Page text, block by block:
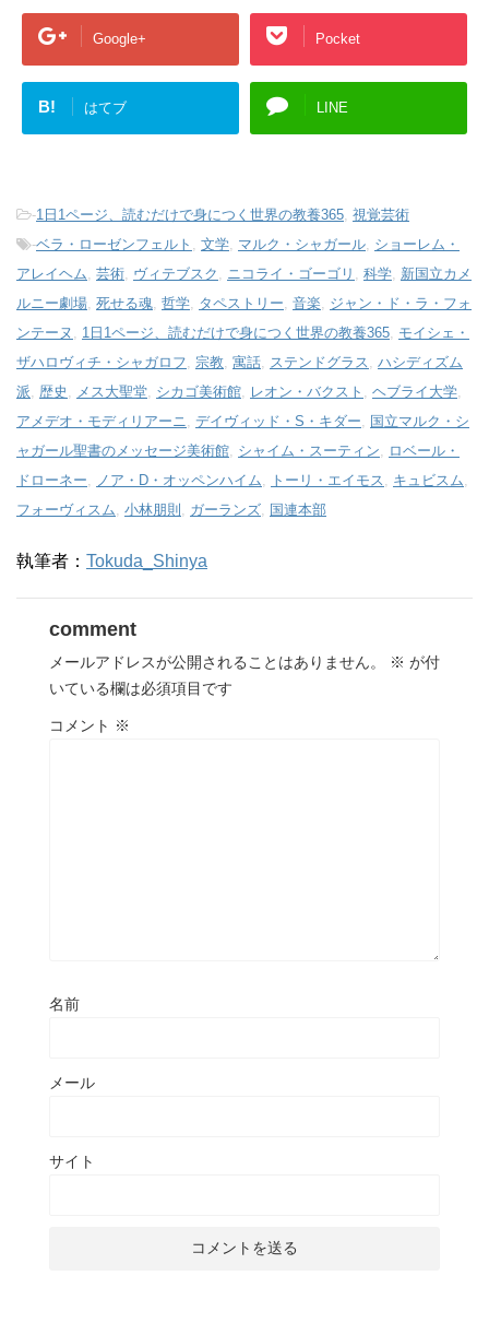
Google+ Pocket
B! はてブ LINE
-1日1ページ、読むだけで身につく世界の教養365 視覚芸術
-ベラ・ローゼンフェルト 文学 マルク・シャガール ショーレム・
アレイヘム 芸術 ヴィテブスク ニコライ・ゴーゴリ 科学 新国立カメ
ルニー劇場 死せる魂 哲学 タペストリー 音楽
ジャン・ド・ラ・フォ
ンテーヌ
1日1ページ、読むだけで身につく世界の教養365 モイシェ・
ザハロヴィチ・シャガロフ
宗教 寓話 ステンドグラス
ハシディズム
派
歴史 メス大聖堂 シカゴ美術館 レオン・バクスト ヘブライ大学
アメデオ・モディリアーニ
デイヴィッド・S・キダー
国立マルク・シ
ャガール聖書のメッセージ美術館 シャイム・スーティン
ロベール・
ドローネー
ノア・D・オッペンハイム トーリ・エイモス キュビスム
フォーヴィスム 小林朋則 ガーランズ 国連本部
執筆者： Tokuda_Shinya
comment
メールアドレスが公開されることはありません。 ※ が付
いている欄は必須項目です
コメント ※
名前
メール
サイト